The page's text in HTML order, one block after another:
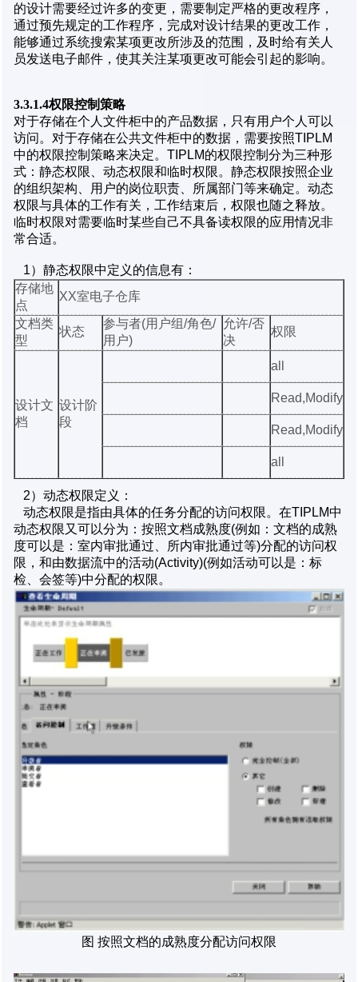
的设计需要经过许多的变更，需要制定严格的更改程序，
通过预先规定的工作程序，完成对设计结果的更改工作，
能够通过系统搜索某项更改所涉及的范围，及时给有关人
员发送电子邮件，使其关注某项更改可能会引起的影响。
3.3.1.4权限控制策略
对于存储在个人文件柜中的产品数据，只有用户个人可以
访问。对于存储在公共文件柜中的数据，需要按照TIPLM
中的权限控制策略来决定。TIPLM的权限控制分为三种形
式：静态权限、动态权限和临时权限。静态权限按照企业
的组织架构、用户的岗位职责、所属部门等来确定。动态
权限与具体的工作有关，工作结束后，权限也随之释放。
临时权限对需要临时某些自己不具备读权限的应用情况非
常合适。
1）静态权限中定义的信息有：
存储地
点
XX室电子仓库
文档类
型
状态
参与者(用户组/角色/
用户)
允许/否
决
权限
设计文
档
设计阶
段
all
Read,Modify
Read,Modify
all
2）动态权限定义：
动态权限是指由具体的任务分配的访问权限。在TIPLM中
动态权限又可以分为：按照文档成熟度(例如：文档的成熟
度可以是：室内审批通过、所内审批通过等)分配的访问权
限，和由数据流中的活动(Activity)(例如活动可以是：标
检、会签等)中分配的权限。
图 按照文档的成熟度分配访问权限